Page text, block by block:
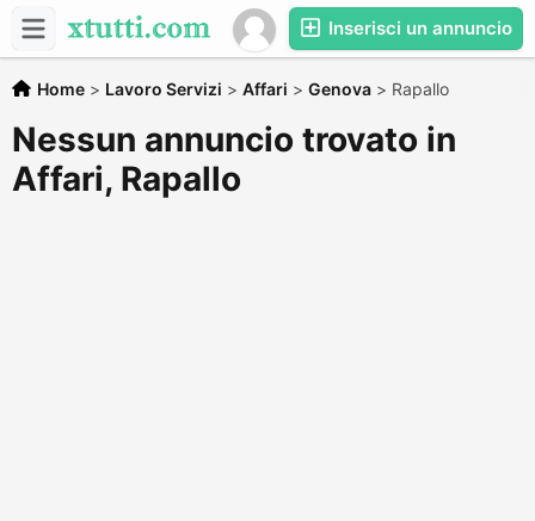
Inserisci un annuncio
Home > Lavoro Servizi > Affari > Genova > Rapallo
Nessun annuncio trovato in
Affari, Rapallo